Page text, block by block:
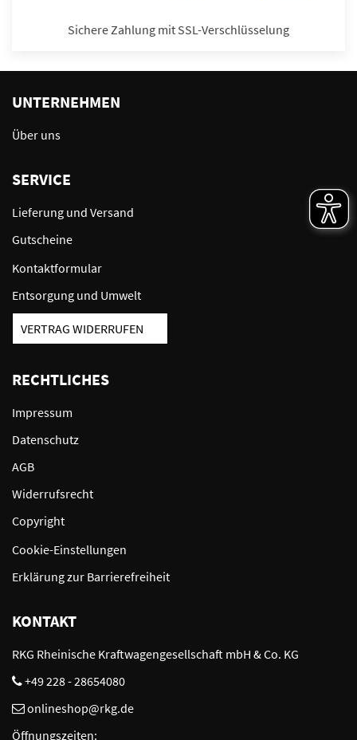
Sichere Zahlung mit SSL-Verschlüsselung
UNTERNEHMEN
Über uns
SERVICE
Lieferung und Versand
Gutscheine
Kontaktformular
Entsorgung und Umwelt
VERTRAG WIDERRUFEN
RECHTLICHES
Impressum
Datenschutz
AGB
Widerrufsrecht
Copyright
Cookie-Einstellungen
Erklärung zur Barrierefreiheit
KONTAKT
RKG Rheinische Kraftwagengesellschaft mbH & Co. KG
+49 228 - 28654080
onlineshop@rkg.de
Öffnungszeiten: